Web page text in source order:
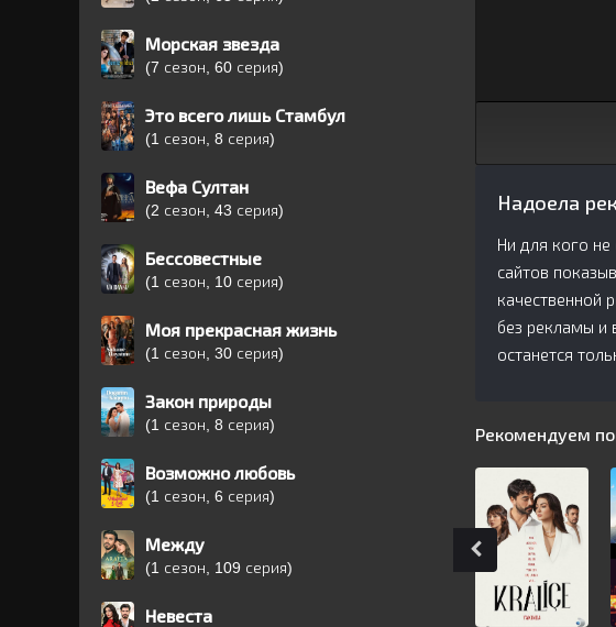
Надоела
Ни для кого не
сайтов
качественной
без рекламы и
останется
Рекомендуем
Морская звезда
(7 сезон, 60 серия)
Это всего лишь Стамбул
(1 сезон, 8 серия)
Вефа Султан
(2 сезон, 43 серия)
Бессовестные
(1 сезон, 10 серия)
Моя прекрасная жизнь
(1 сезон, 30 серия)
Закон природы
(1 сезон, 8 серия)
Возможно любовь
(1 сезон, 6 серия)
Между
(1 сезон, 109 серия)
Невеста